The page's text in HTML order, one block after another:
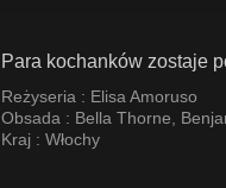
Para kochanków zostaje
Reżyseria : Elisa Amoruso
Obsada : Bella Thorne
Kraj : Włochy